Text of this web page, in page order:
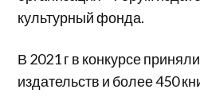
культурный фонда.
В 2021 г в конкурсе
издательств и более 450